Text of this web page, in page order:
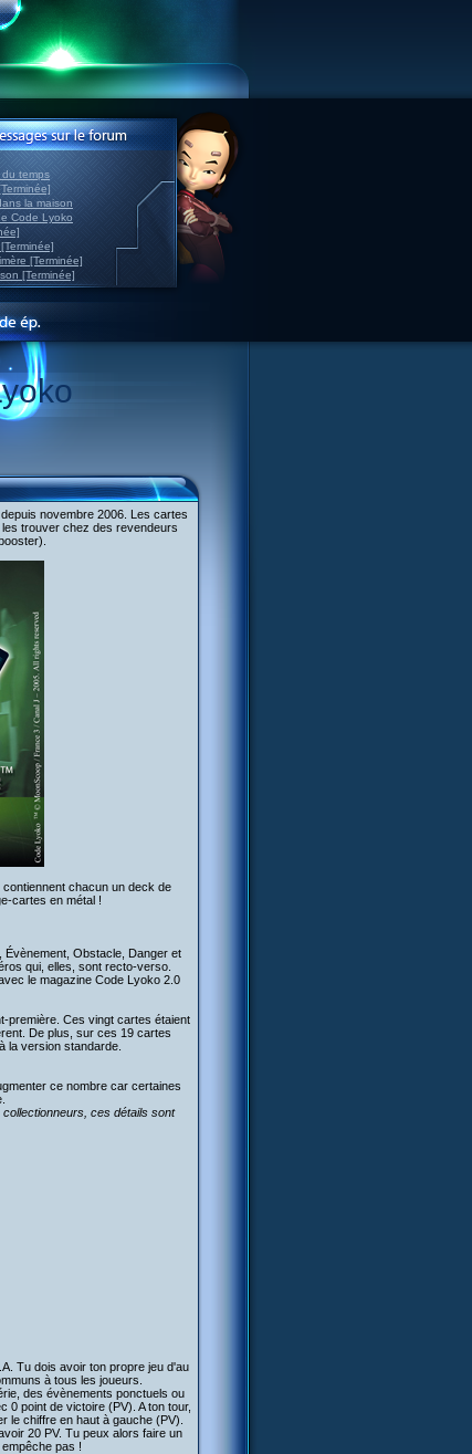
temps
la maison
Code Lyoko
[Terminée]
[Terminée]
novembre 2006. Les cartes
trouver chez des revendeurs
chacun un deck de
cartes en métal !
Évènement, Obstacle, Danger et
qui, elles, sont recto-verso.
le magazine Code Lyoko 2.0
première. Ces vingt cartes étaient
De plus, sur ces 19 cartes
la version standarde.
ce nombre car certaines
ces détails sont
Tu dois avoir ton propre jeu d'au
à tous les joueurs.
des évènements ponctuels ou
point de victoire (PV). A ton tour,
le chiffre en haut à gauche (PV).
20 PV. Tu peux alors faire un
pas !